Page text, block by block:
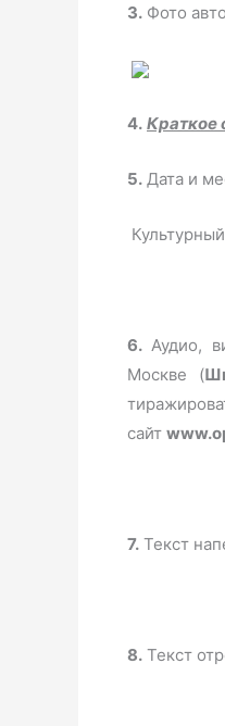
3. Фото
4. Краткое
5. Дата и
6. Аудио,
Москве (
сайт
7. Текст
8. Текст